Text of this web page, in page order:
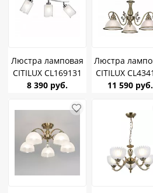
Люстра ламповая
CITILUX CL169131
Аэлита Алюминий
8 390 руб.
Люстра
CITILUX
Идальго
11 590 руб.